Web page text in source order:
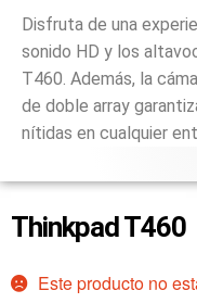
Disfruta de una
sonido HD y los
T460. Además, la
de doble array
nítidas en cualquier
Thinkpad T460
Este producto no